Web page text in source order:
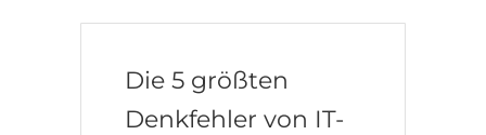
Die 5 größten
Denkfehler von IT-